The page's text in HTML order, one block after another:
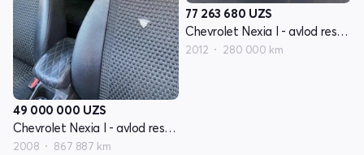
49 000 000 UZS
Chevrolet Nexia I - avlod restayling
2008 867 887 km
77 263 680 UZS
Chevrolet Nexia I - avlod restayling
2012 280 000 km